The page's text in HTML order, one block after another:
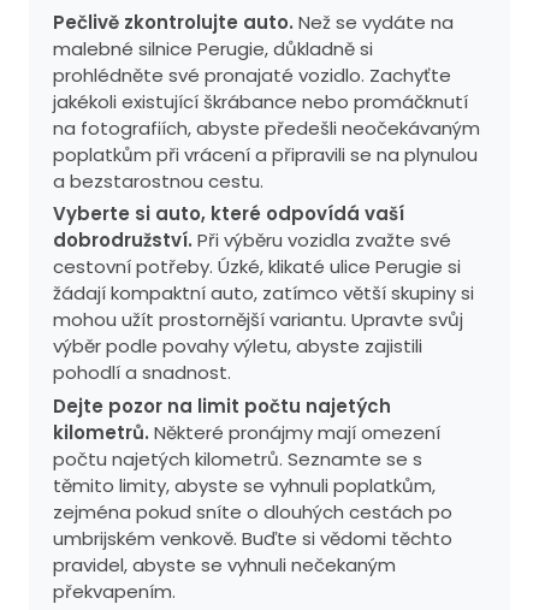
Pečlivě zkontrolujte auto. Než se vydáte na
malebné silnice Perugie, důkladně si
prohlédněte své pronajaté vozidlo. Zachyťte
jakékoli existující škrábance nebo promáčknutí
na fotografiích, abyste předešli neočekávaným
poplatkům při vrácení a připravili se na plynulou
a bezstarostnou cestu.
Vyberte si auto, které odpovídá vaší
dobrodružství. Při výběru vozidla zvažte své
cestovní potřeby. Úzké, klikaté ulice Perugie si
žádají kompaktní auto, zatímco větší skupiny si
mohou užít prostornější variantu. Upravte svůj
výběr podle povahy výletu, abyste zajistili
pohodlí a snadnost.
Dejte pozor na limit počtu najetých
kilometrů. Některé pronájmy mají omezení
počtu najetých kilometrů. Seznamte se s
těmito limity, abyste se vyhnuli poplatkům,
zejména pokud sníte o dlouhých cestách po
umbrijském venkově. Buďte si vědomi těchto
pravidel, abyste se vyhnuli nečekaným
překvapením.